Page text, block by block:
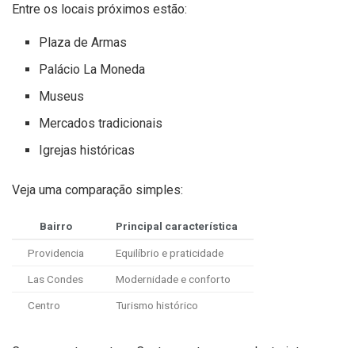
Entre os locais próximos estão:
Plaza de Armas
Palácio La Moneda
Museus
Mercados tradicionais
Igrejas históricas
Veja uma comparação simples:
Bairro Principal característica
Providencia Equilíbrio e praticidade
Las Condes Modernidade e conforto
Centro Turismo histórico